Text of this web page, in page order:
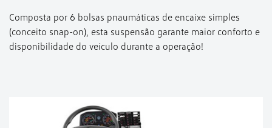
Composta por 6 bolsas pnaumáticas de encaixe simples
(conceito snap-on), esta suspensão garante maior conforto e
disponibilidade do veículo durante a operação!